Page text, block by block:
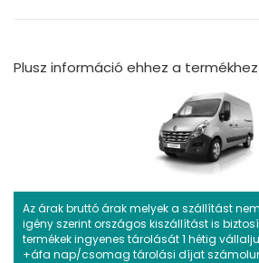
Plusz információ ehhez a termékhez
Az árak bruttó árak melyek a szállítást
igény szerint országos kiszállítást is
termékek ingyenes tárolását 1 hétig
+áfa nap/csomag tárolási díjat